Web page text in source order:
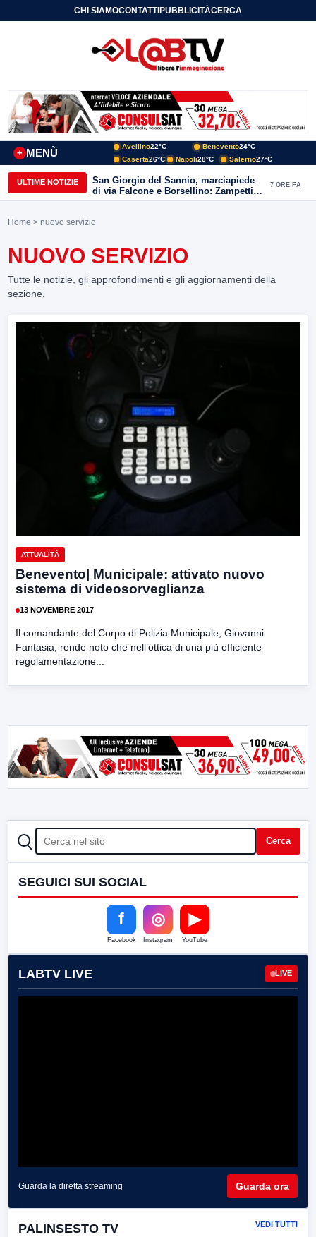
CHI SIAMOCONTATTIPUBBLICITÀCERCA
MENÙ
+
Avellino22°C Benevento24°C
Caserta26°C Napoli28°C Salerno27°C
ULTIME NOTIZIE
San Giorgio del Sannio, marciapiede
di via Falcone e Borsellino: Zampetti e
Lombardi replicano alle polemiche
7 ORE FA
Home > nuovo servizio
NUOVO SERVIZIO
Tutte le notizie, gli approfondimenti e gli aggiornamenti della
sezione.
ATTUALITÀ
Benevento| Municipale: attivato nuovo
sistema di videosorveglianza
13 NOVEMBRE 2017
Il comandante del Corpo di Polizia Municipale, Giovanni
Fantasia, rende noto che nell’ottica di una più efficiente
regolamentazione...
CERCA Cerca
SEGUICI SUI SOCIAL
f
Facebook
◎
Instagram
▶
YouTube
LABTV LIVE LIVE
Guarda la diretta streaming Guarda ora
PALINSESTO TV VEDI TUTTI